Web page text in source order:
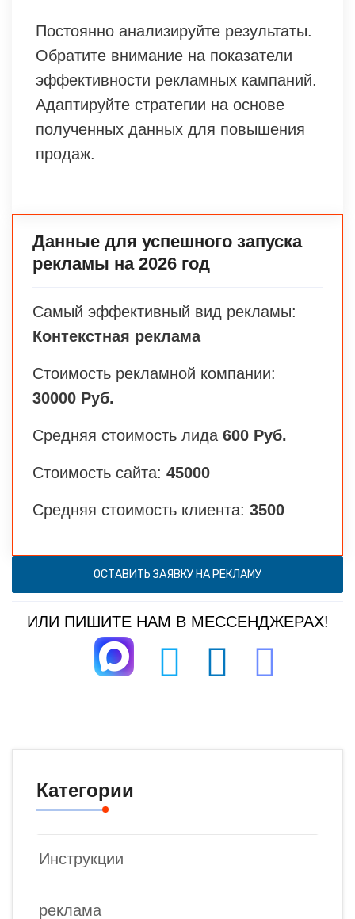
Постоянно анализируйте результаты.
Обратите внимание на показатели
эффективности рекламных кампаний.
Адаптируйте стратегии на основе
полученных данных для повышения
продаж.
Данные для успешного запуска
рекламы на 2026 год
Самый эффективный вид рекламы:
Контекстная реклама
Стоимость рекламной компании:
30000 Руб.
Средняя стоимость лида 600 Руб.
Стоимость сайта: 45000
Средняя стоимость клиента: 3500
ОСТАВИТЬ ЗАЯВКУ НА РЕКЛАМУ
ИЛИ ПИШИТЕ НАМ В МЕССЕНДЖЕРАХ!
Категории
Инструкции
реклама